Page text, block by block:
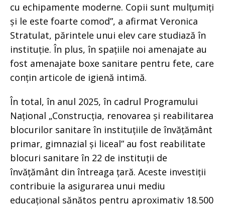
cu echipamente moderne. Copii sunt mulțumiți
și le este foarte comod”, a afirmat Veronica
Stratulat, părintele unui elev care studiază în
instituție. În plus, în spațiile noi amenajate au
fost amenajate boxe sanitare pentru fete, care
conțin articole de igienă intimă.
În total, în anul 2025, în cadrul Programului
Național „Construcția, renovarea și reabilitarea
blocurilor sanitare în instituțiile de învățământ
primar, gimnazial și liceal” au fost reabilitate
blocuri sanitare în 22 de instituții de
învățământ din întreaga țară. Aceste investiții
contribuie la asigurarea unui mediu
educațional sănătos pentru aproximativ 18.500